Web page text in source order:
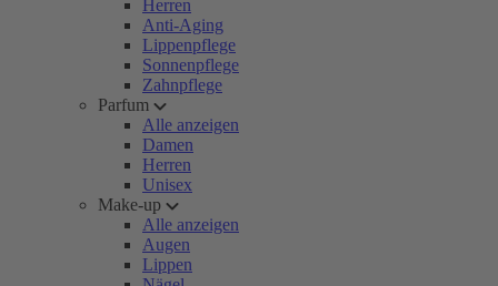
Herren
Anti-Aging
Lippenpflege
Sonnenpflege
Zahnpflege
Parfum
Alle anzeigen
Damen
Herren
Unisex
Make-up
Alle anzeigen
Augen
Lippen